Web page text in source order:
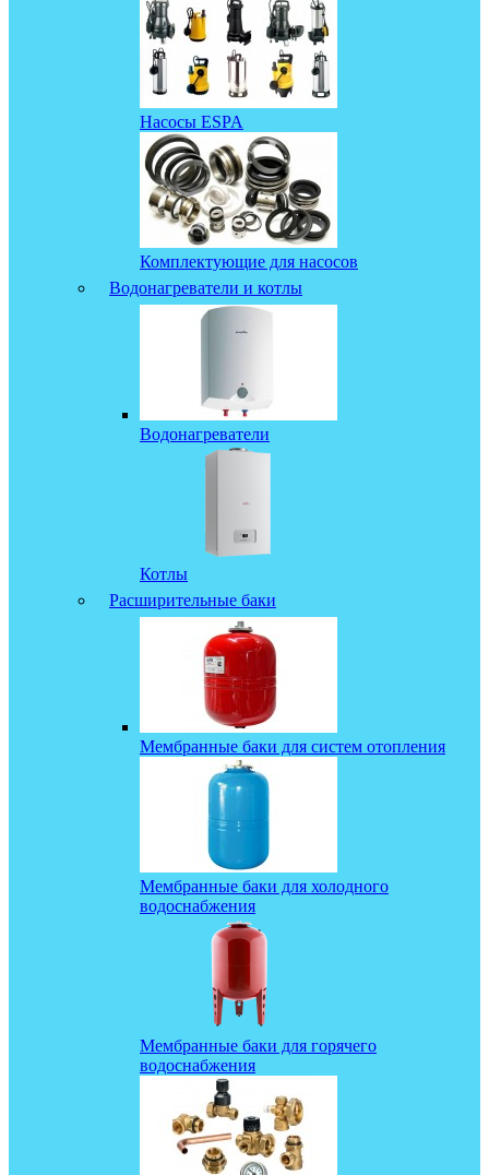
Насосы ESPA
Комплектующие для насосов
Водонагреватели и котлы
Водонагреватели
Котлы
Расширительные баки
Мембранные баки для систем отопления
Мембранные баки для холодного
водоснабжения
Мембранные баки для горячего
водоснабжения